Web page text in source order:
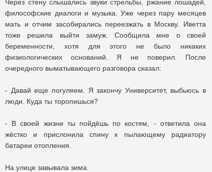
Через стену слышались звуки стрельбы, ржание лошадей,
философские диалоги и музыка. Уже через пару месяцев
мать и отчим засобирались переезжать в Москву. Иветта
тоже решила выйти замуж. Сообщила мне о своей
беременности, хотя для этого не было никаких
физиологических оснований. Я не поверил. После
очередного выматывающего разговора сказал:
- Давай еще погуляем. Я закончу Университет, выбьюсь в
люди. Куда ты торопишься?
- В своей жизни ты пойдёшь по костям, - ответила она
жёстко и прислонила спину к пылающему радиатору
батареи отопления.
На улице завывала зима.